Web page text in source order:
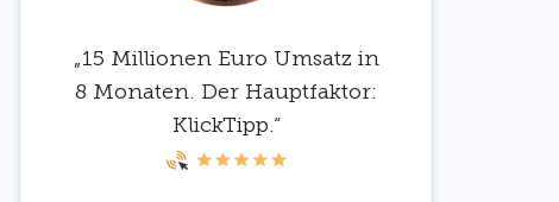
„15 Millionen Euro Umsatz in
8 Monaten. Der Hauptfaktor:
KlickTipp.“